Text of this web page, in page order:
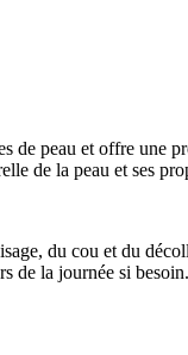
de peau et offre
de la peau et ses
du cou et du
de la journée si besoin.